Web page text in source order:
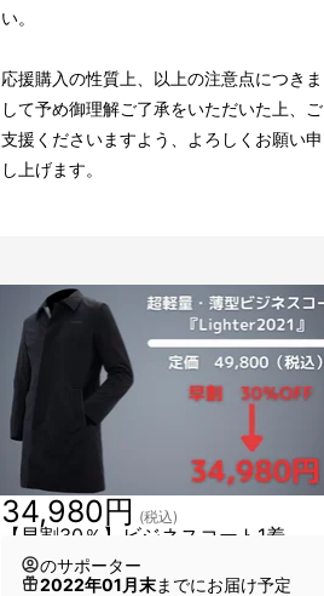
い。
応援購入の性質上、以上の注意点につきま
して予め御理解ご了承をいただいた上、ご
支援くださいますよう、よろしくお願い申
し上げます。
【早割30％】ビジネスコート1着
34,980円 (税込)
のサポーター
2022年01月末までにお届け予定